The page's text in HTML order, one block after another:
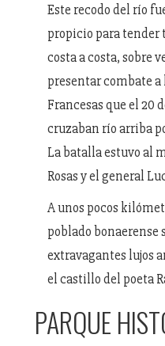
Este recodo del río
propicio para tender
costa a costa, sobre
presentar combate
Francesas que el 20
cruzaban río arriba
La batalla estuvo al
Rosas y el general
A unos pocos
poblado bonaerense
extravagantes lujos
el castillo del poeta
PARQUE